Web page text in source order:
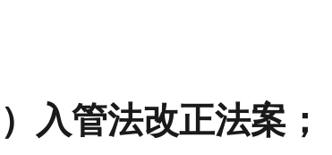
入管法改正法案；